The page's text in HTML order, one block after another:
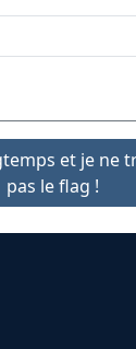
et je ne
pas le flag !